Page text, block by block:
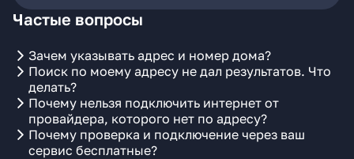
Частые вопросы
Зачем указывать адрес и номер дома?
Поиск по моему адресу не дал результатов. Что
делать?
Почему нельзя подключить интернет от
провайдера, которого нет по адресу?
Почему проверка и подключение через ваш
сервис бесплатные?